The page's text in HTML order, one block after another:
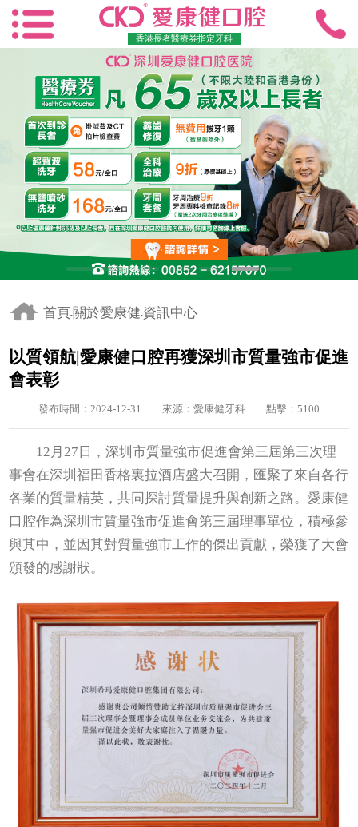
香港長者醫療券指定牙科
首頁- 關於愛康健-資訊中心
以質領航|愛康健口腔再獲深圳市質量強市促進
會表彰
發布時間：2024-12-31 來源：愛康健牙科 點擊：5100
12月27日，深圳市質量強市促進會第三屆第三次理
事會在深圳福田香格裏拉酒店盛大召開，匯聚了來自各行
各業的質量精英，共同探討質量提升與創新之路。愛康健
口腔作為深圳市質量強市促進會第三屆理事單位，積極參
與其中，並因其對質量強市工作的傑出貢獻，榮獲了大會
頒發的感謝狀。